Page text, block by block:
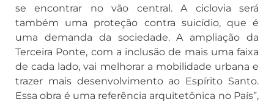
se encontrar no vão central. A ciclovia será
também uma proteção contra suicídio, que é
uma demanda da sociedade. A ampliação da
Terceira Ponte, com a inclusão de mais uma faixa
de cada lado, vai melhorar a mobilidade urbana e
trazer mais desenvolvimento ao Espírito Santo.
Essa obra é uma referência arquitetônica no País”,